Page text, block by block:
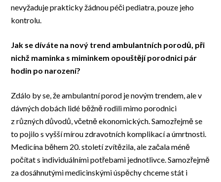
nevyžaduje prakticky žádnou péči pediatra, pouze jeho
kontrolu.
Jak se díváte na nový trend ambulantních porodů, při
nichž maminka s miminkem opouštějí porodnici pár
hodin po narození?
Zdálo by se, že ambulantní porod je novým trendem, ale v
dávných dobách lidé běžně rodili mimo porodnici
z různých důvodů, včetně ekonomických. Samozřejmě se
to pojilo s vyšší mírou zdravotních komplikací a úmrtnosti.
Medicína během 20. století zvítězila, ale začala méně
počítat s individuálními potřebami jednotlivce. Samozřejmě
za dosáhnutými medicinskými úspěchy chceme stát i